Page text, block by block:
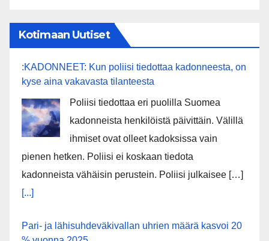
Kotimaan Uutiset
:KADONNEET: Kun poliisi tiedottaa kadonneesta, on
kyse aina vakavasta tilanteesta
Poliisi tiedottaa eri puolilla Suomea
kadonneista henkilöistä päivittäin. Välillä
ihmiset ovat olleet kadoksissa vain
pienen hetken. Poliisi ei koskaan tiedota
kadonneista vähäisin perustein. Poliisi julkaisee […]
[...]
Pari- ja lähisuhdeväkivallan uhrien määrä kasvoi 20